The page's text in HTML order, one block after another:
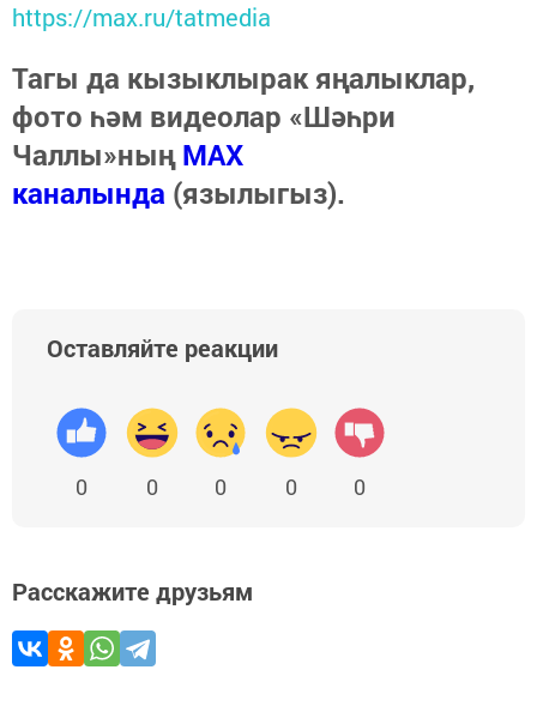
https://max.ru/tatmedia
Тагы да кызыклырак яңалыклар,
фото һәм видеолар «Шәһри
Чаллы»ныңMAX
каналында (язылыгыз).
Оставляйте реакции
0 0 0 0 0
Расскажите друзьям